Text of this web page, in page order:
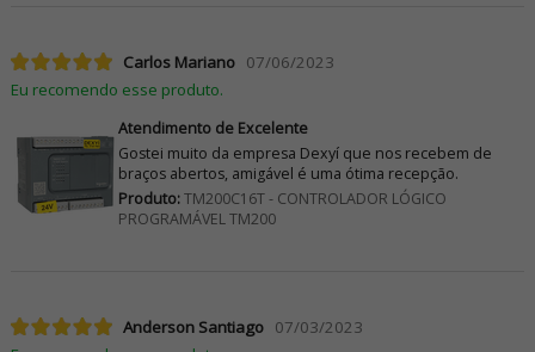
Carlos Mariano 07/06/2023
Eu recomendo esse produto.
Atendimento de Excelente
Gostei muito da empresa Dexyí que nos recebem de
braços abertos, amigável é uma ótima recepção.
Produto:TM200C16T - CONTROLADOR LÓGICO
PROGRAMÁVEL TM200
Anderson Santiago 07/03/2023